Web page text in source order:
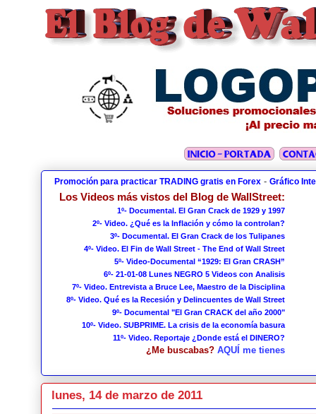
Promoción para practicar TRADING gratis en Forex - Gráfico
Los Videos más vistos del Blog de WallStreet:
1º- Documental. El Gran Crack de 1929 y 1997
2º- Video. ¿Qué es la Inflación y cómo la controlan?
3º- Documental. El Gran Crack de los Tulipanes
4º- Video. El Fin de Wall Street - The End of Wall Street
5º- Video-Documental “1929: El Gran CRASH”
6º- 21-01-08 Lunes NEGRO 5 Videos con Analisis
7º- Video. Entrevista a Bruce Lee, Maestro de la Disciplina
8º- Video. Qué es la Recesión y Delincuentes de Wall Street
9º- Documental "El Gran CRACK del año 2000"
10º- Video. SUBPRIME. La crisis de la economía basura
11º- Video. Reportaje ¿Donde está el DINERO?
¿Me buscabas?AQUÍ me tienes
lunes, 14 de marzo de 2011